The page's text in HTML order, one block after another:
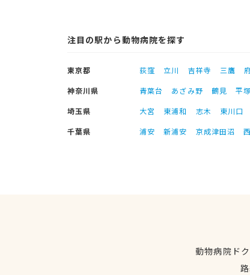
注目の駅から動物病院を探す
東京都 荻窪 立川 吉祥寺 三鷹
神奈川県
青葉台 あざみ野 鶴見 平塚
埼玉県
大宮 東浦和 志木 東川口
千葉県
浦安 新浦安 京成津田沼
動物病院ド